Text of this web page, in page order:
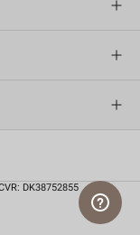
DK38752855